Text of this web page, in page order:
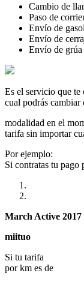
Cambio de
Paso de
Envío de
Envío de
Envío de grúa
Es el servicio que te
cual podrás cambiar
modalidad en el
tarifa sin importar
Por ejemplo:
Si contratas tu pago
March Active 2017
miituo
Si tu tarifa
por km es de